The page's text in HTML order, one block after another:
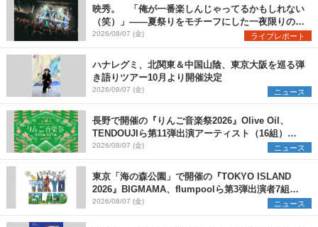
映秀。 「俺が一番楽しんじゃってるかもしれない
（笑）」――夏祭りをモチーフにした一夜限りのス
ペシャルライブ『色祭』レポート
2026/08/07 (金) ライブレポート
ハナレグミ、北関東＆中国山陰、東京大阪を巡る弾
き語りツアー10月より開催決定
2026/08/07 (金) ニュース
長野で開催の『りんご音楽祭2026』Olive Oil、
TENDOUJIら第11弾出演アーティスト（16組）を
発表
2026/08/07 (金) ニュース
東京「海の森公園」で開催の『TOKYO ISLAND
2026』BIGMAMA、flumpoolら第3弾出演者7組を
発表 ワークショップ・アート出展者を募集
2026/08/07 (金) ニュース